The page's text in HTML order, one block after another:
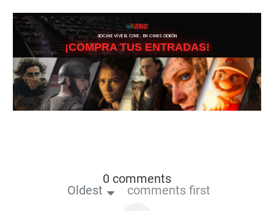
3DCINE VIVE EL CINE… EN CINES ODEÓN
¡COMPRA TUS ENTRADAS!
0 comments
Oldest comments first